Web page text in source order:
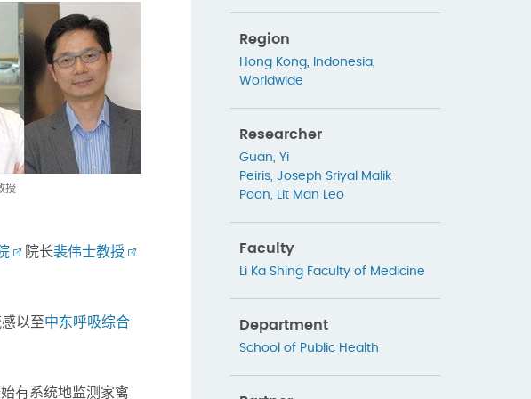
授
院长裴伟士教授
以至中东呼吸综合
有系统地监测家禽
Region
Hong Kong, Indonesia,
Worldwide
Researcher
Guan, Yi
Peiris, Joseph Sriyal Malik
Poon, Lit Man Leo
Faculty
Li Ka Shing Faculty of Medicine
Department
School of Public Health